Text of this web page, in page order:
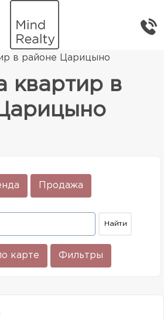
жилая недвижимость
в районе Царицыно
квартир в
Продажа
карте Фильтры